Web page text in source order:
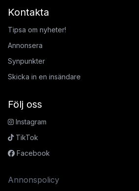
Kontakta
Tipsa om nyheter!
Annonsera
Synpunkter
Skicka in en insändare
Följ oss
Instagram
TikTok
Facebook
Annonspolicy